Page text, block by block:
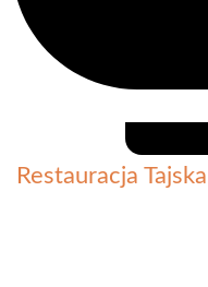
Restauracja Tajska